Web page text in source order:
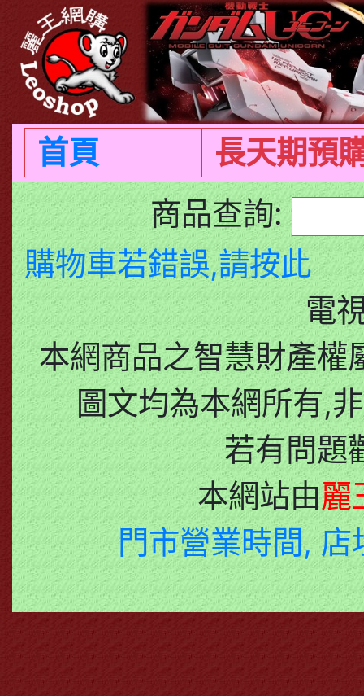
首頁
長天期預
商品查詢:
購物車若錯誤,請按此
電
本網商品之智慧財產權
圖文均為本網所有,
若有問題
本網站由麗
門市營業時間,